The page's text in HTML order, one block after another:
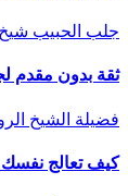
جلب الحبيب
ثقة بدون مقدم
فضيلة الشيخ
كيف تعالج